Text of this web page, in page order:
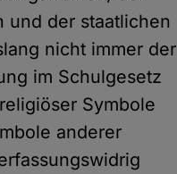
und der staatlichen
nicht immer der
im Schulgesetz
Symbole
anderer